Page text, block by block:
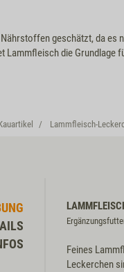
geschätzt, da es
die Grundlage
Lammfleisch-
Feines
Leckerchen